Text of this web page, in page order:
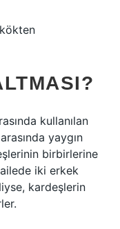
kullanılan
yaygın
birbirlerine
iki erkek
kardeşlerin